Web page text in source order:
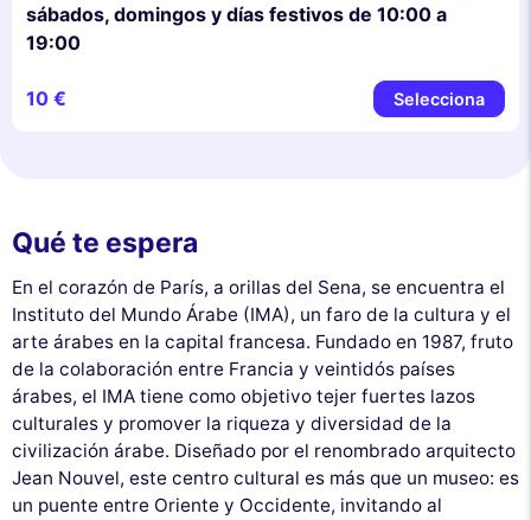
sábados, domingos y días festivos de 10:00 a
19:00
10 € Selecciona
Qué te espera
En el corazón de París, a orillas del Sena, se encuentra el
Instituto del Mundo Árabe (IMA), un faro de la cultura y el
arte árabes en la capital francesa. Fundado en 1987, fruto
de la colaboración entre Francia y veintidós países
árabes, el IMA tiene como objetivo tejer fuertes lazos
culturales y promover la riqueza y diversidad de la
civilización árabe. Diseñado por el renombrado arquitecto
Jean Nouvel, este centro cultural es más que un museo: es
un puente entre Oriente y Occidente, invitando al